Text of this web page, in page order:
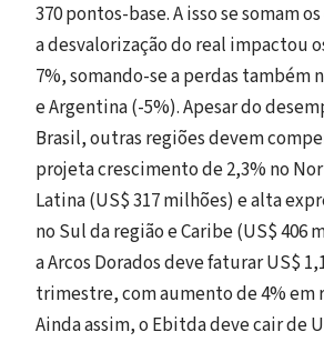
370 pontos-base. A isso se somam
a desvalorização do real impactou
7%, somando-se a perdas também
e Argentina (-5%). Apesar do
Brasil, outras regiões devem
projeta crescimento de 2,3% no
Latina (US$ 317 milhões) e alta
no Sul da região e Caribe (US$ 406
a Arcos Dorados deve faturar US$
trimestre, com aumento de 4% em
Ainda assim, o Ebitda deve cair de